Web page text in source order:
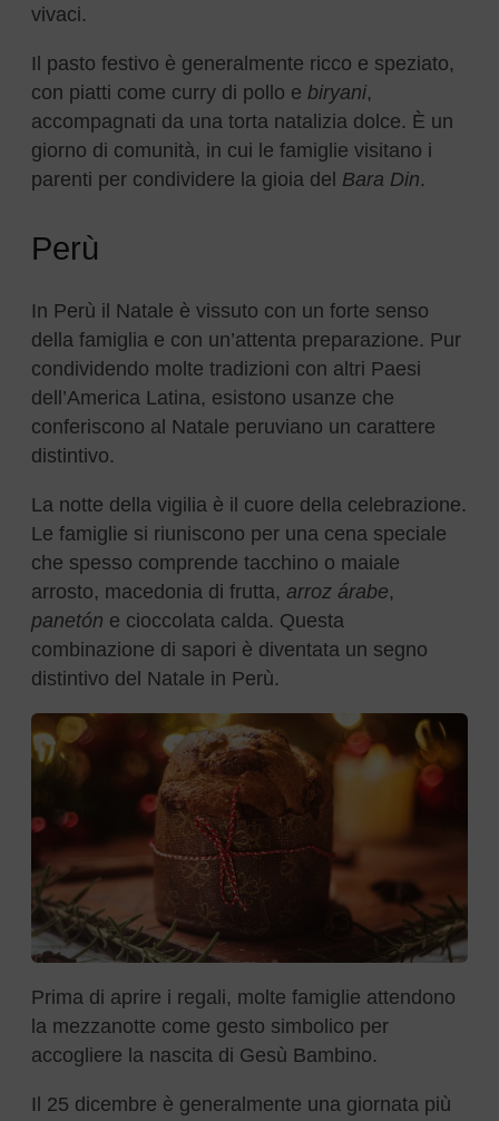
vivaci.
Il pasto festivo è generalmente ricco e speziato,
con piatti come curry di pollo e biryani,
accompagnati da una torta natalizia dolce. È un
giorno di comunità, in cui le famiglie visitano i
parenti per condividere la gioia del Bara Din.
Perù
In Perù il Natale è vissuto con un forte senso
della famiglia e con un’attenta preparazione. Pur
condividendo molte tradizioni con altri Paesi
dell’America Latina, esistono usanze che
conferiscono al Natale peruviano un carattere
distintivo.
La notte della vigilia è il cuore della celebrazione.
Le famiglie si riuniscono per una cena speciale
che spesso comprende tacchino o maiale
arrosto, macedonia di frutta, arroz árabe,
panetón e cioccolata calda. Questa
combinazione di sapori è diventata un segno
distintivo del Natale in Perù.
Prima di aprire i regali, molte famiglie attendono
la mezzanotte come gesto simbolico per
accogliere la nascita di Gesù Bambino.
Il 25 dicembre è generalmente una giornata più